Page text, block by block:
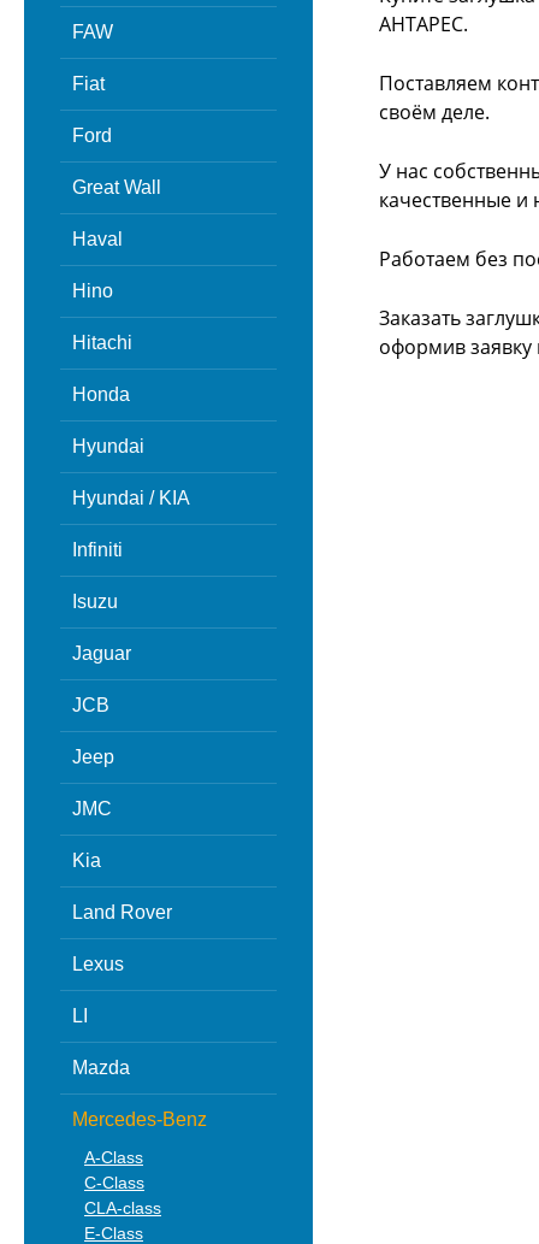
FAW
Fiat
Ford
Great Wall
Haval
Hino
Hitachi
Honda
Hyundai
Hyundai / KIA
Infiniti
Isuzu
Jaguar
JCB
Jeep
JMC
Kia
Land Rover
Lexus
LI
Mazda
Mercedes-Benz
A-Class
C-Class
CLA-class
E-Class
АНТАРЕС.
Поставляем
своём деле.
У нас
качественные и
Работаем без
Заказать
оформив заявку